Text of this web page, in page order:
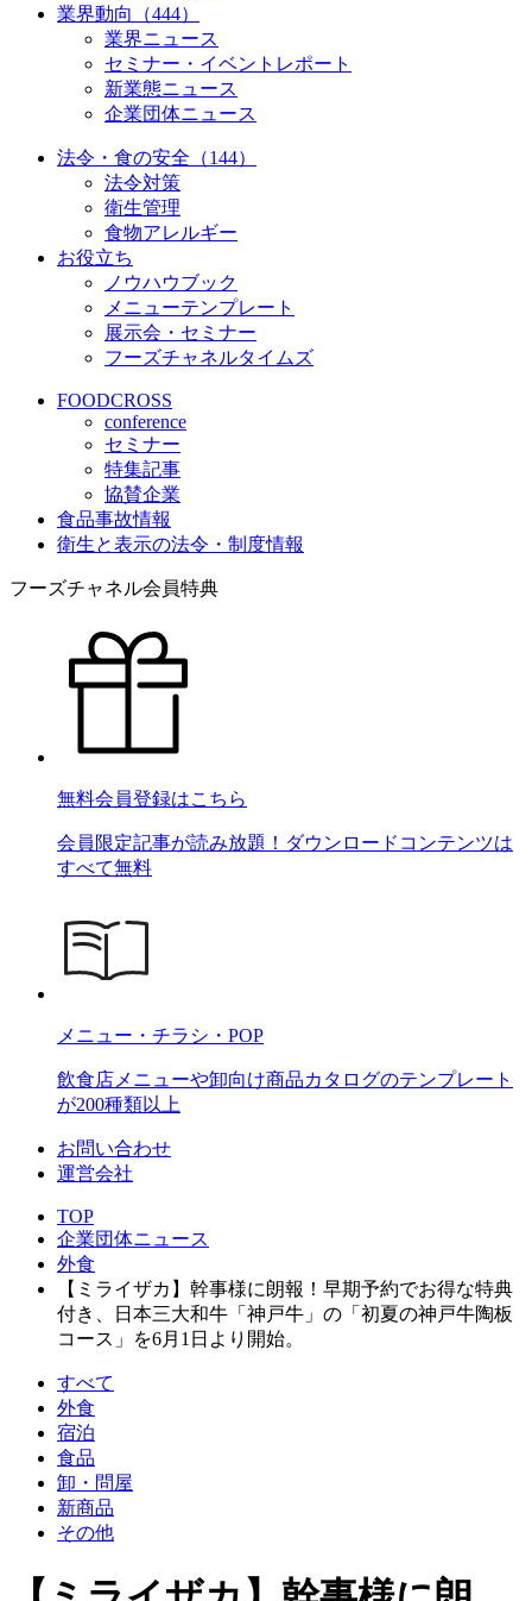
業界動向（444）
業界ニュース
セミナー・イベントレポート
新業態ニュース
企業団体ニュース
法令・食の安全（144）
法令対策
衛生管理
食物アレルギー
お役立ち
ノウハウブック
メニューテンプレート
展示会・セミナー
フーズチャネルタイムズ
FOODCROSS
conference
セミナー
特集記事
協賛企業
食品事故情報
衛生と表示の法令・制度情報
フーズチャネル会員特典
無料会員登録はこちら
会員限定記事が読み放題！ダウンロードコンテンツは
すべて無料
メニュー・チラシ・POP
飲食店メニューや卸向け商品カタログのテンプレート
が200種類以上
お問い合わせ
運営会社
TOP
企業団体ニュース
外食
【ミライザカ】幹事様に朗報！早期予約でお得な特典
付き、日本三大和牛「神戸牛」の「初夏の神戸牛陶板
コース」を6月1日より開始。
すべて
外食
宿泊
食品
卸・問屋
新商品
その他